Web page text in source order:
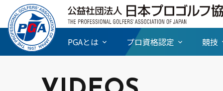
PGAとは プロ資格認定 競技